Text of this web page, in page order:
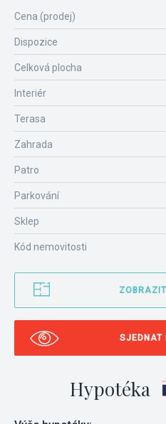
Cena (prodej)
Dispozice
Celková plocha
Interiér
Terasa
Zahrada
Patro
Parkování
Sklep
Kód nemovitosti
SJEDNAT
Hypotéka